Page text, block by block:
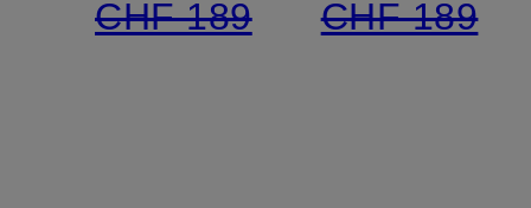
CHF 189
CHF 189